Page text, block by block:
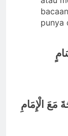
punya
مَعَ الْإِمَامِ